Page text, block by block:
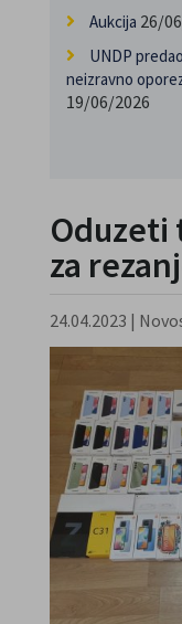
Aukcija 26/
UNDP
neizravno
19/06/2026
Oduzeti
za
24.04.2023 |